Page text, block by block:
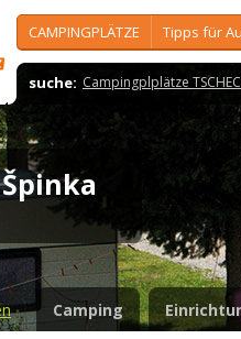
CAMPINGPLÄTZE Tipps für
suche: Campingplplätze
Camping